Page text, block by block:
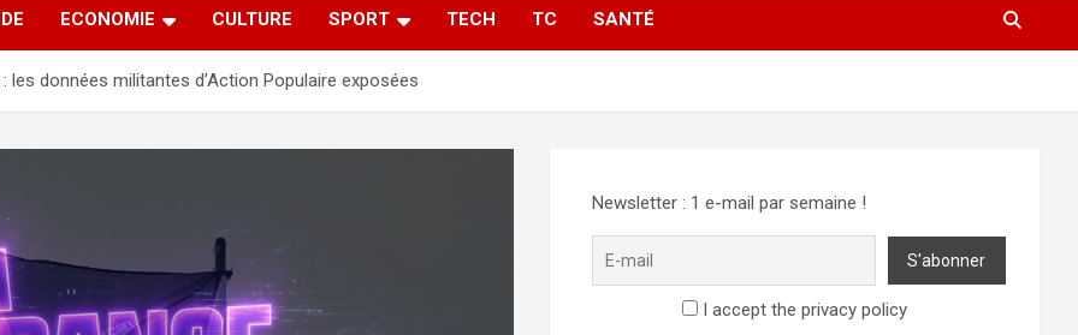
ECONOMIE CULTURE SPORT TECH TC SANTÉ
les données militantes d’Action Populaire exposées
Newsletter : 1 e-mail par semaine !
I accept the privacy policy